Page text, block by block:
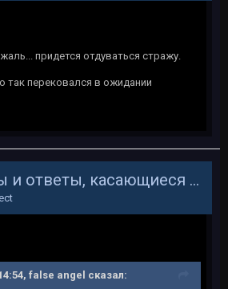
придется отдуваться стражу.
так перековался в ожидании
Ваши вопросы и ответы, касающиеся вселенной Мass Effect
false angel сказал: